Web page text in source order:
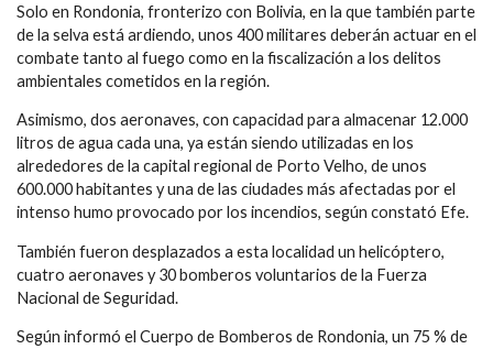
Solo en Rondonia, fronterizo con Bolivia, en la que también parte
de la selva está ardiendo, unos 400 militares deberán actuar en el
combate tanto al fuego como en la fiscalización a los delitos
ambientales cometidos en la región.
Asimismo, dos aeronaves, con capacidad para almacenar 12.000
litros de agua cada una, ya están siendo utilizadas en los
alrededores de la capital regional de Porto Velho, de unos
600.000 habitantes y una de las ciudades más afectadas por el
intenso humo provocado por los incendios, según constató Efe.
También fueron desplazados a esta localidad un helicóptero,
cuatro aeronaves y 30 bomberos voluntarios de la Fuerza
Nacional de Seguridad.
Según informó el Cuerpo de Bomberos de Rondonia, un 75 % de